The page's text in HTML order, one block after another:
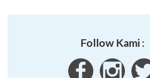
Follow Kami :